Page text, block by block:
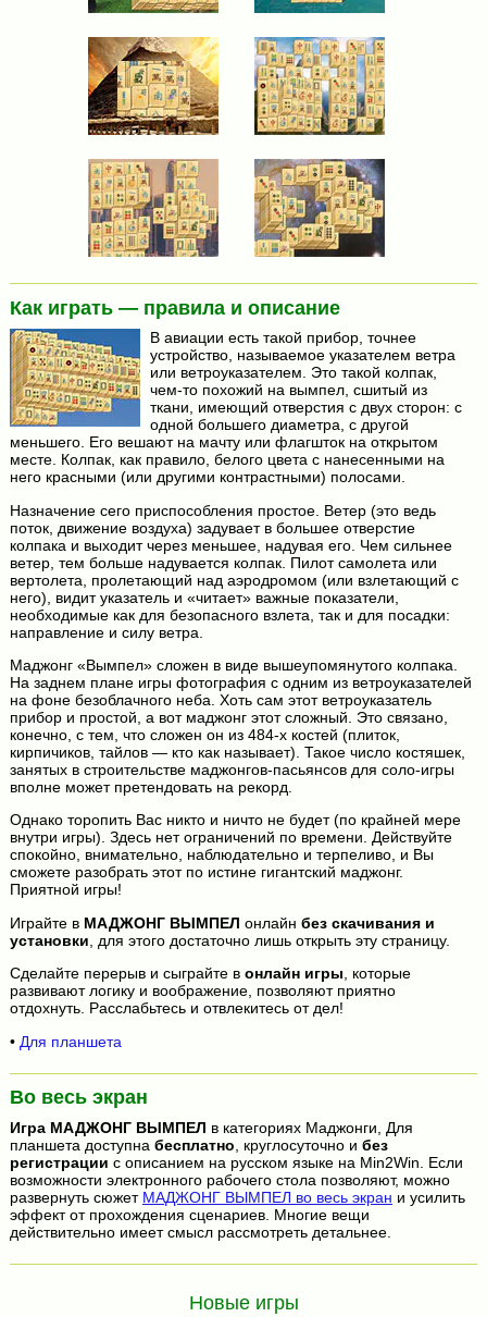
Как играть — правила и описание
В авиации есть такой прибор, точнее
устройство, называемое указателем ветра
или ветроуказателем. Это такой колпак,
чем-то похожий на вымпел, сшитый из
ткани, имеющий отверстия с двух сторон: с
одной большего диаметра, с другой
меньшего. Его вешают на мачту или флагшток на открытом
месте. Колпак, как правило, белого цвета с нанесенными на
него красными (или другими контрастными) полосами.
Назначение сего приспособления простое. Ветер (это ведь
поток, движение воздуха) задувает в большее отверстие
колпака и выходит через меньшее, надувая его. Чем сильнее
ветер, тем больше надувается колпак. Пилот самолета или
вертолета, пролетающий над аэродромом (или взлетающий с
него), видит указатель и «читает» важные показатели,
необходимые как для безопасного взлета, так и для посадки:
направление и силу ветра.
Маджонг «Вымпел» сложен в виде вышеупомянутого колпака.
На заднем плане игры фотография с одним из ветроуказателей
на фоне безоблачного неба. Хоть сам этот ветроуказатель
прибор и простой, а вот маджонг этот сложный. Это связано,
конечно, с тем, что сложен он из 484-х костей (плиток,
кирпичиков, тайлов — кто как называет). Такое число костяшек,
занятых в строительстве маджонгов-пасьянсов для соло-игры
вполне может претендовать на рекорд.
Однако торопить Вас никто и ничто не будет (по крайней мере
внутри игры). Здесь нет ограничений по времени. Действуйте
спокойно, внимательно, наблюдательно и терпеливо, и Вы
сможете разобрать этот по истине гигантский маджонг.
Приятной игры!
Играйте в МАДЖОНГ ВЫМПЕЛ онлайн без скачивания и
установки , для этого достаточно лишь открыть эту страницу.
Сделайте перерыв и сыграйте в онлайн игры, которые
развивают логику и воображение, позволяют приятно
отдохнуть. Расслабьтесь и отвлекитесь от дел!
• Для планшета
Во весь экран
Игра МАДЖОНГ ВЫМПЕЛ в категориях Маджонги, Для
планшета доступна бесплатно , круглосуточно и без
регистрации с описанием на русском языке на Min2Win. Если
возможности электронного рабочего стола позволяют, можно
развернуть сюжет МАДЖОНГ ВЫМПЕЛ во весь экран и усилить
эффект от прохождения сценариев. Многие вещи
действительно имеет смысл рассмотреть детальнее.
Новые игры